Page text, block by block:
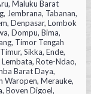
Maluku Barat
Jembrana, Tabanan,
Denpasar, Lombok
Dompu, Bima,
Timor Tengah
Sikka, Ende,
Rote-Ndao,
Barat Daya,
Waropen, Merauke,
Boven Digoel,